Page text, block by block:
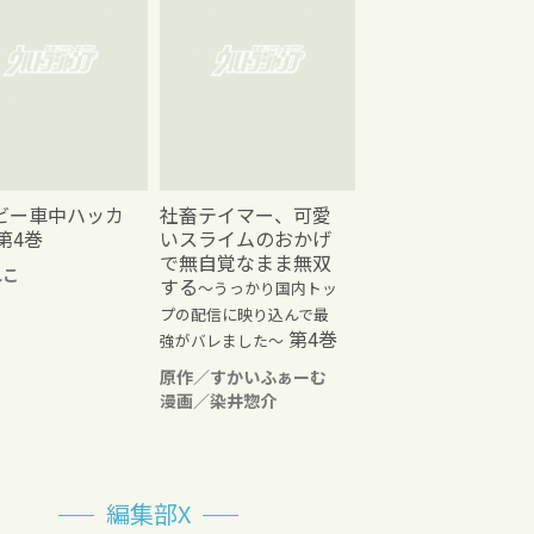
ー車中ハッカ
4巻
社畜テイマー、可愛
いスライムのおかげ
で無自覚なまま無双
する～うっかり国内トッ
プの配信に映り込んで最
強がバレました～ 第4巻
原作／すかいふぁーむ
漫画／染井惣介
編集部X